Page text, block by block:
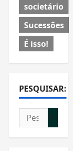
societário
Sucessões
É isso!
PESQUISAR:
Pesquisar
por: